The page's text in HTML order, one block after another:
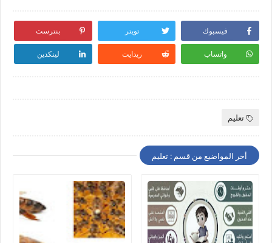
فيسبوك تويتر بنترست
واتساب ريدايت لينكدين
تعليم
أخر المواضيع من قسم : تعليم